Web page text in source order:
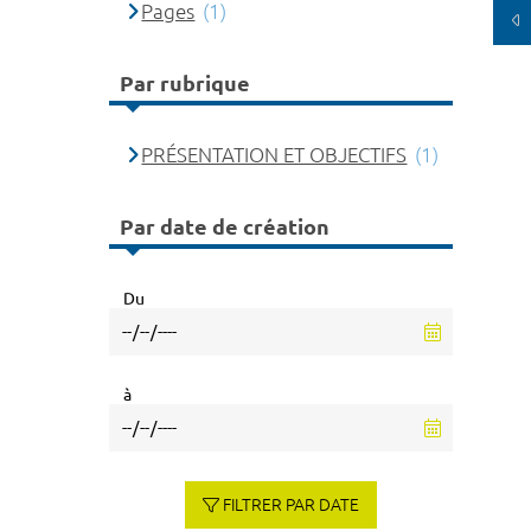
Pages (1)
Par rubrique
PRÉSENTATION ET OBJECTIFS (1)
Par date de création
Du
à
FILTRER PAR DATE